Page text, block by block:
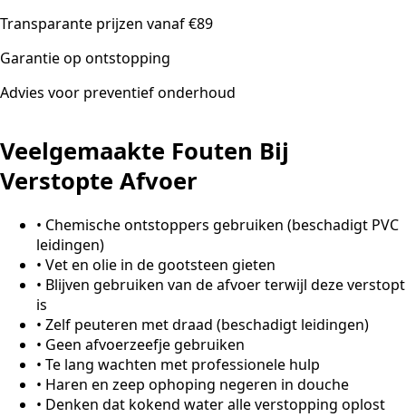
Transparante prijzen vanaf €89
Garantie op ontstopping
Advies voor preventief onderhoud
Veelgemaakte Fouten Bij
Verstopte Afvoer
• Chemische ontstoppers gebruiken (beschadigt PVC
leidingen)
• Vet en olie in de gootsteen gieten
• Blijven gebruiken van de afvoer terwijl deze verstopt
is
• Zelf peuteren met draad (beschadigt leidingen)
• Geen afvoerzeefje gebruiken
• Te lang wachten met professionele hulp
• Haren en zeep ophoping negeren in douche
• Denken dat kokend water alle verstopping oplost